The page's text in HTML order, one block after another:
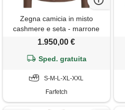
Zegna camicia in misto
cashmere e seta - marrone
1.950,00 €
Sped. gratuita
S-M-L-XL-XXL
Farfetch